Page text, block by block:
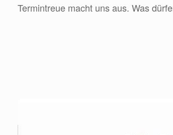
Termintreue macht uns aus. Was